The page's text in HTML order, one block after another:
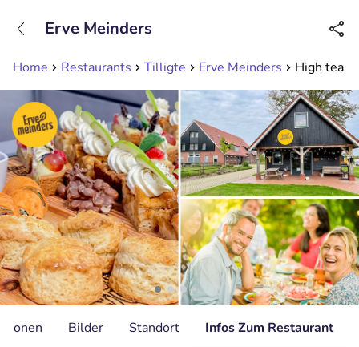
Erreichbar bis 23:00 Uhr (max 0,09€/Min)
Home Restaurants Tilligte Erve Meinders High tea
Erve Meinders
Bilder Standort Infos Zum Restaurant